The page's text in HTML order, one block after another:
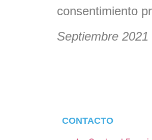
consentimiento
Septiembre 2021
CONTACTO